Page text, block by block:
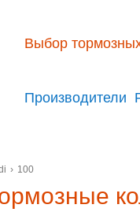
Выбор
Производители
› 100